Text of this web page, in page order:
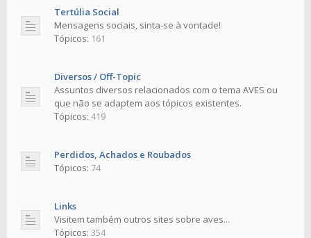
Tertúlia Social
Mensagens sociais, sinta-se à vontade!
Tópicos: 161
Diversos / Off-Topic
Assuntos diversos relacionados com o tema AVES ou
que não se adaptem aos tópicos existentes.
Tópicos: 419
Perdidos, Achados e Roubados
Tópicos: 74
Links
Visitem também outros sites sobre aves...
Tópicos: 354